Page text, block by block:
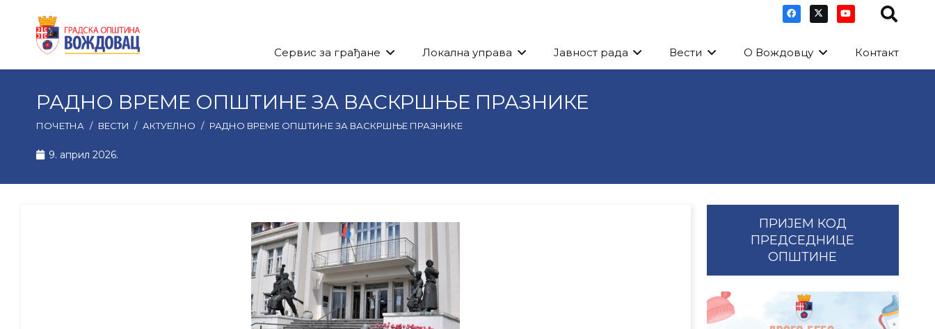
Сервис за грађане Локална управа Јавност рада Вести О Вождовцу Контакт
РАДНО ВРЕМЕ ОПШТИНЕ ЗА ВАСКРШЊЕ ПРАЗНИКЕ
ПОЧЕТНА / ВЕСТИ / АКТУЕЛНО / РАДНО ВРЕМЕ ОПШТИНЕ ЗА ВАСКРШЊЕ ПРАЗНИКЕ
9. април 2026.
ПРИЈЕМ КОД
ПРЕДСЕДНИЦЕ
ОПШТИНЕ